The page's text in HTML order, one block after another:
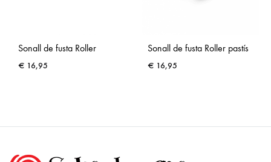
Sonall de fusta Roller
€ 16,95
Sonall de fusta Roller pastís
€ 16,95